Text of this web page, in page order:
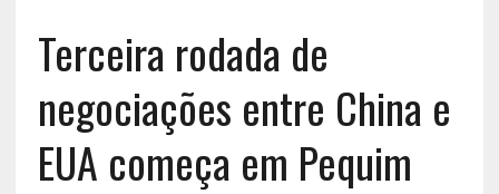
Terceira rodada de
negociações entre China e
EUA começa em Pequim